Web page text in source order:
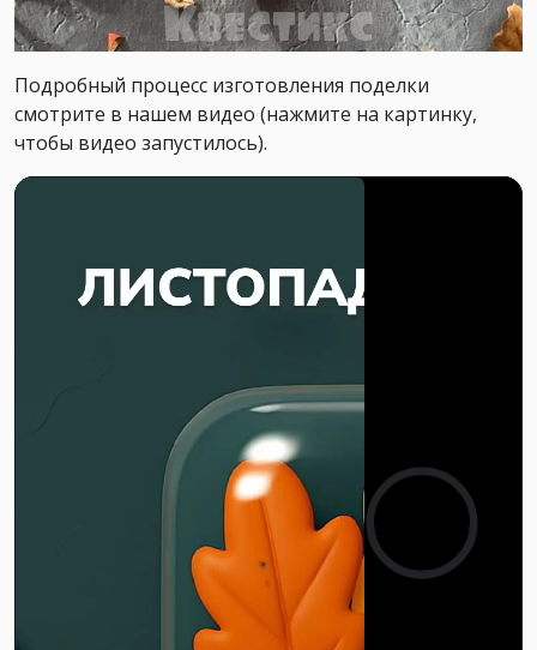
Подробный процесс изготовления поделки
смотрите в нашем видео (нажмите на картинку,
чтобы видео запустилось).